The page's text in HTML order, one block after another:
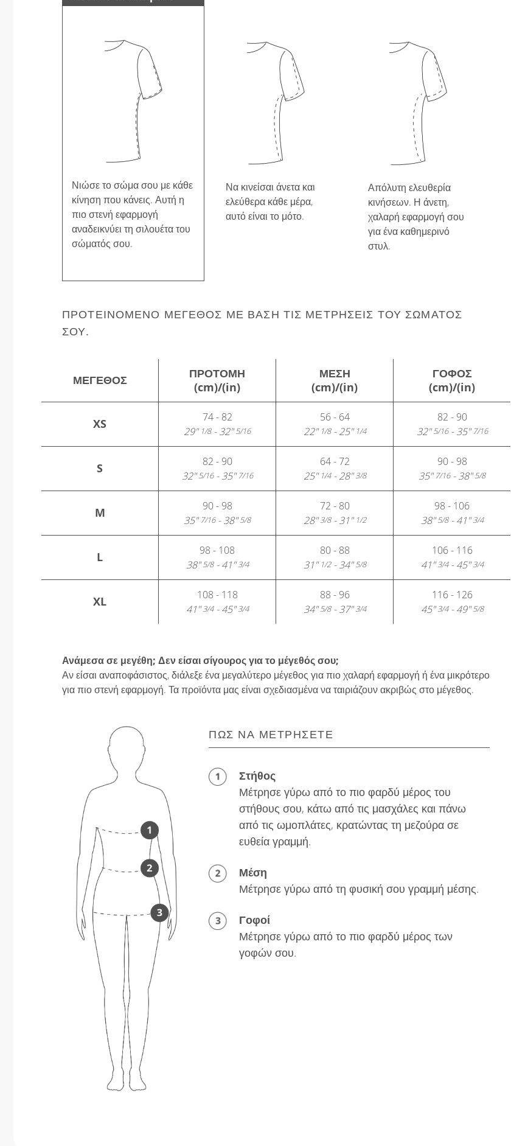
Νιώσε το σώμα σου με κάθε
κίνηση που κάνεις. Αυτή η
πιο στενή εφαρμογή
αναδεικνύει τη σιλουέτα του
σώματός σου.
Να κινείσαι άνετα και
ελεύθερα κάθε μέρα,
αυτό είναι το μότο.
Απόλυτη ελευθερία
κινήσεων. Η άνετη,
χαλαρή εφαρμογή σου
για ένα καθημερινό
στυλ.
ΠΡΟΤΕΙΝΌΜΕΝΟ ΜΈΓΕΘΟΣ ΜΕ ΒΆΣΗ ΤΙΣ ΜΕΤΡΉΣΕΙΣ ΤΟΥ ΣΏΜΑΤΌΣ
ΣΟΥ.
ΜΈΓΕΘΟΣ
ΠΡΟΤΟΜΉ
(cm)/(in)
ΜΈΣΗ
(cm)/(in)
ΓΟΦΌΣ
(cm)/(in)
XS
74 - 82
29"1/8- 32"5/16
56 - 64
22"1/8- 25"1/4
82 - 90
32"5/16- 35"7/16
S
82 - 90
32"5/16- 35"7/16
64 - 72
25"1/4- 28"3/8
90 - 98
35"7/16- 38"5/8
M
90 - 98
35"7/16- 38"5/8
72 - 80
28"3/8- 31"1/2
98 - 106
38"5/8- 41"3/4
L
98 - 108
38"5/8- 41"3/4
80 - 88
31"1/2- 34"5/8
106 - 116
41"3/4- 45"3/4
XL
108 - 118
41"3/4- 45"3/4
88 - 96
34"5/8- 37"3/4
116 - 126
45"3/4- 49"5/8
Ανάμεσα σε μεγέθη; Δεν είσαι σίγουρος για το μέγεθός σου;
Αν είσαι αναποφάσιστος, διάλεξε ένα μεγαλύτερο μέγεθος για πιο χαλαρή εφαρμογή ή ένα μικρότερο
για πιο στενή εφαρμογή. Τα προϊόντα μας είναι σχεδιασμένα να ταιριάζουν ακριβώς στο μέγεθος.
ΠΏΣ ΝΑ ΜΕΤΡΉΣΕΤΕ
Στήθος
Μέτρησε γύρω από το πιο φαρδύ μέρος του
στήθους σου, κάτω από τις μασχάλες και πάνω
από τις ωμοπλάτες, κρατώντας τη μεζούρα σε
ευθεία γραμμή.
Μέση
Μέτρησε γύρω από τη φυσική σου γραμμή μέσης.
Γοφοί
Μέτρησε γύρω από το πιο φαρδύ μέρος των
γοφών σου.